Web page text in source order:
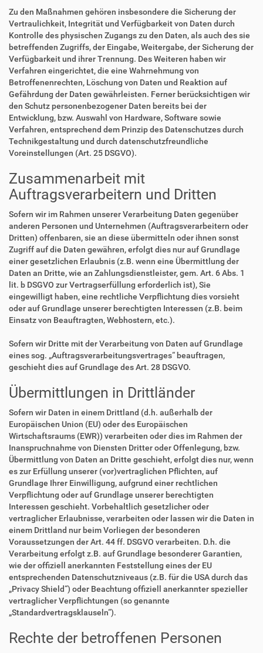
Zu den Maßnahmen gehören insbesondere die Sicherung der
Vertraulichkeit, Integrität und Verfügbarkeit von Daten durch
Kontrolle des physischen Zugangs zu den Daten, als auch des sie
betreffenden Zugriffs, der Eingabe, Weitergabe, der Sicherung der
Verfügbarkeit und ihrer Trennung. Des Weiteren haben wir
Verfahren eingerichtet, die eine Wahrnehmung von
Betroffenenrechten, Löschung von Daten und Reaktion auf
Gefährdung der Daten gewährleisten. Ferner berücksichtigen wir
den Schutz personenbezogener Daten bereits bei der
Entwicklung, bzw. Auswahl von Hardware, Software sowie
Verfahren, entsprechend dem Prinzip des Datenschutzes durch
Technikgestaltung und durch datenschutzfreundliche
Voreinstellungen (Art. 25 DSGVO).
Zusammenarbeit mit
Auftragsverarbeitern und Dritten
Sofern wir im Rahmen unserer Verarbeitung Daten gegenüber
anderen Personen und Unternehmen (Auftragsverarbeitern oder
Dritten) offenbaren, sie an diese übermitteln oder ihnen sonst
Zugriff auf die Daten gewähren, erfolgt dies nur auf Grundlage
einer gesetzlichen Erlaubnis (z.B. wenn eine Übermittlung der
Daten an Dritte, wie an Zahlungsdienstleister, gem. Art. 6 Abs. 1
lit. b DSGVO zur Vertragserfüllung erforderlich ist), Sie
eingewilligt haben, eine rechtliche Verpflichtung dies vorsieht
oder auf Grundlage unserer berechtigten Interessen (z.B. beim
Einsatz von Beauftragten, Webhostern, etc.).
Sofern wir Dritte mit der Verarbeitung von Daten auf Grundlage
eines sog. „Auftragsverarbeitungsvertrages“ beauftragen,
geschieht dies auf Grundlage des Art. 28 DSGVO.
Übermittlungen in Drittländer
Sofern wir Daten in einem Drittland (d.h. außerhalb der
Europäischen Union (EU) oder des Europäischen
Wirtschaftsraums (EWR)) verarbeiten oder dies im Rahmen der
Inanspruchnahme von Diensten Dritter oder Offenlegung, bzw.
Übermittlung von Daten an Dritte geschieht, erfolgt dies nur, wenn
es zur Erfüllung unserer (vor)vertraglichen Pflichten, auf
Grundlage Ihrer Einwilligung, aufgrund einer rechtlichen
Verpflichtung oder auf Grundlage unserer berechtigten
Interessen geschieht. Vorbehaltlich gesetzlicher oder
vertraglicher Erlaubnisse, verarbeiten oder lassen wir die Daten in
einem Drittland nur beim Vorliegen der besonderen
Voraussetzungen der Art. 44 ff. DSGVO verarbeiten. D.h. die
Verarbeitung erfolgt z.B. auf Grundlage besonderer Garantien,
wie der offiziell anerkannten Feststellung eines der EU
entsprechenden Datenschutzniveaus (z.B. für die USA durch das
„Privacy Shield“) oder Beachtung offiziell anerkannter spezieller
vertraglicher Verpflichtungen (so genannte
„Standardvertragsklauseln“).
Rechte der betroffenen Personen